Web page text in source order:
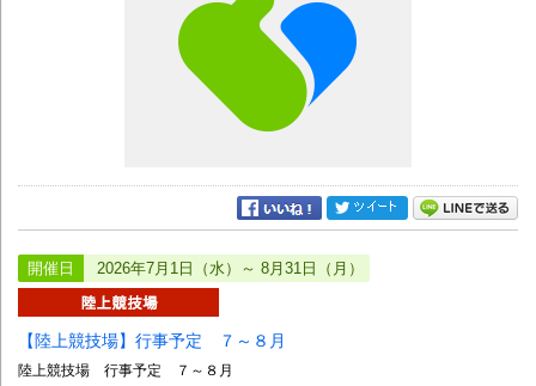
開催日 2026年7月1日（水）～ 8月31日（月）
【陸上競技場】行事予定 ７～８月
陸上競技場 行事予定 ７～８月